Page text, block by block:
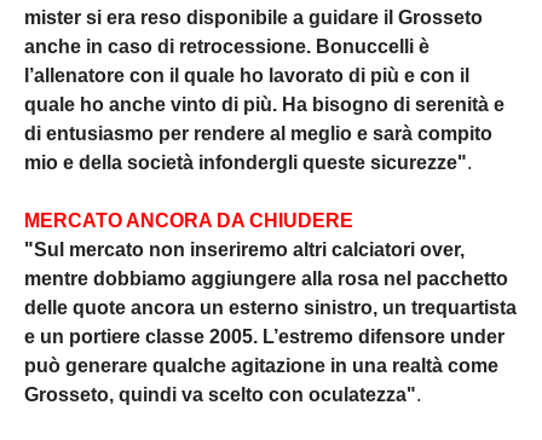
mister si era reso disponibile a guidare il Grosseto
anche in caso di retrocessione. Bonuccelli è
l’allenatore con il quale ho lavorato di più e con il
quale ho anche vinto di più. Ha bisogno di serenità e
di entusiasmo per rendere al meglio e sarà compito
mio e della società infondergli queste sicurezze".
MERCATO ANCORA DA CHIUDERE
"Sul mercato non inseriremo altri calciatori over,
mentre dobbiamo aggiungere alla rosa nel pacchetto
delle quote ancora un esterno sinistro, un trequartista
e un portiere classe 2005. L’estremo difensore under
può generare qualche agitazione in una realtà come
Grosseto, quindi va scelto con oculatezza".